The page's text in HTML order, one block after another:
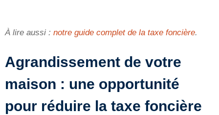
À lire aussi : notre guide complet de la taxe foncière.
Agrandissement de votre
maison : une opportunité
pour réduire la taxe foncière